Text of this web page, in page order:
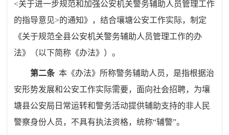
<关于进一步规范和加强公安机关警务辅助人员管理工作
的指导意见>的通知》，结合壤塘公安工作实际，制定
《关于规范全县公安机关警务辅助人员管理工作的办
法》（以下简称《办法》）。
第二条 本 《办法》 所称警务辅助人员，是指根据治
安形势发展和公安工作实际需要，面向社会招聘，为壤
塘县公安局 日常运转和警务活动提供辅助支持的非人民
警察身份人员， 不具有执法资格，统称“辅警”。